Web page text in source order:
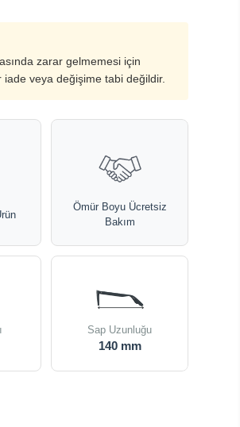
zarar gelmemesi için
iade veya değişime tabi değildir.
Ömür Boyu Ücretsiz
Bakım
Sap Uzunluğu
140 mm